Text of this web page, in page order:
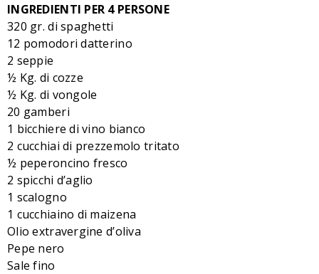
INGREDIENTI PER 4 PERSONE
320 gr. di spaghetti
12 pomodori datterino
2 seppie
½ Kg. di cozze
½ Kg. di vongole
20 gamberi
1 bicchiere di vino bianco
2 cucchiai di prezzemolo tritato
½ peperoncino fresco
2 spicchi d’aglio
1 scalogno
1 cucchiaino di maizena
Olio extravergine d’oliva
Pepe nero
Sale fino